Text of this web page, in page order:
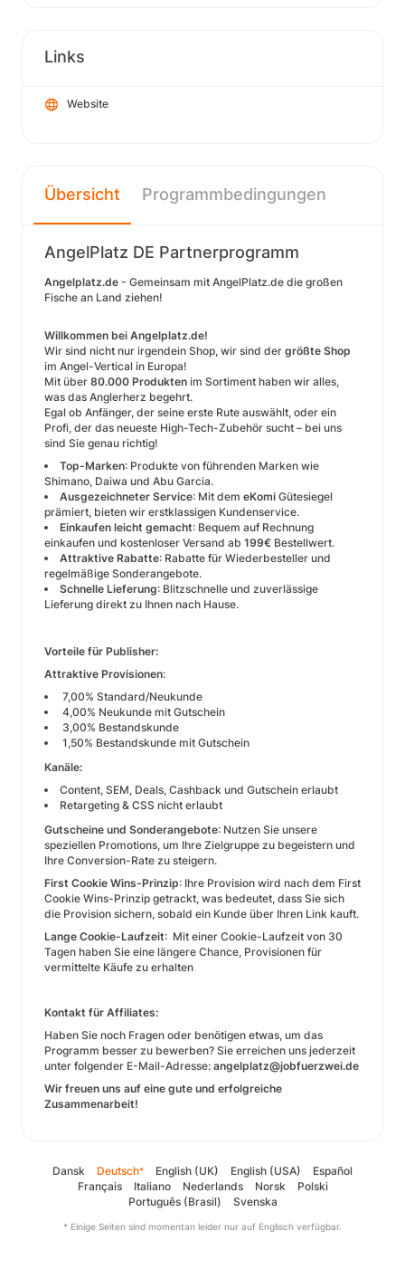
Links
Website
Übersicht Programmbedingungen
AngelPlatz DE Partnerprogramm
Angelplatz.de - Gemeinsam mit AngelPlatz.de die großen
Fische an Land ziehen!
Willkommen bei Angelplatz.de!
Wir sind nicht nur irgendein Shop, wir sind der größte Shop
im Angel-Vertical in Europa!
Mit über 80.000 Produkten im Sortiment haben wir alles,
was das Anglerherz begehrt.
Egal ob Anfänger, der seine erste Rute auswählt, oder ein
Profi, der das neueste High-Tech-Zubehör sucht – bei uns
sind Sie genau richtig!
Top-Marken: Produkte von führenden Marken wie
Shimano, Daiwa und Abu Garcia.
Ausgezeichneter Service: Mit dem eKomi Gütesiegel
prämiert, bieten wir erstklassigen Kundenservice.
Einkaufen leicht gemacht: Bequem auf Rechnung
einkaufen und kostenloser Versand ab 199€ Bestellwert.
Attraktive Rabatte: Rabatte für Wiederbesteller und
regelmäßige Sonderangebote.
Schnelle Lieferung: Blitzschnelle und zuverlässige
Lieferung direkt zu Ihnen nach Hause.
Vorteile für Publisher:
Attraktive Provisionen:
7,00% Standard/Neukunde
4,00% Neukunde mit Gutschein
3,00% Bestandskunde
1,50% Bestandskunde mit Gutschein
Kanäle:
Content, SEM, Deals, Cashback und Gutschein erlaubt
Retargeting & CSS nicht erlaubt
Gutscheine und Sonderangebote: Nutzen Sie unsere
speziellen Promotions, um Ihre Zielgruppe zu begeistern und
Ihre Conversion-Rate zu steigern.
First Cookie Wins-Prinzip: Ihre Provision wird nach dem First
Cookie Wins-Prinzip getrackt, was bedeutet, dass Sie sich
die Provision sichern, sobald ein Kunde über Ihren Link kauft.
Lange Cookie-Laufzeit: Mit einer Cookie-Laufzeit von 30
Tagen haben Sie eine längere Chance, Provisionen für
vermittelte Käufe zu erhalten
Kontakt für Affiliates:
Haben Sie noch Fragen oder benötigen etwas, um das
Programm besser zu bewerben? Sie erreichen uns jederzeit
unter folgender E-Mail-Adresse: angelplatz@jobfuerzwei.de
Wir freuen uns auf eine gute und erfolgreiche
Zusammenarbeit!
Dansk Deutsch* English (UK) English (USA)
Español
Français
Italiano Nederlands Norsk
Polski
Português (Brasil)
Svenska
* Einige Seiten sind momentan leider nur auf Englisch verfügbar.